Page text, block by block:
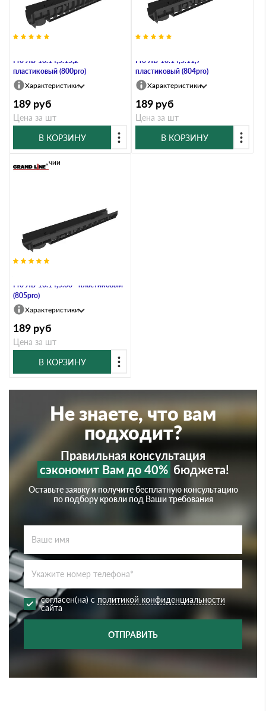
Pro ЛВ-10.14,5.15,2 -
пластиковый (800pro)
Характеристики
189 руб
Цена за шт
В КОРЗИНУ
Pro ЛВ-10.14,5.11,7 -
пластиковый (804pro)
Характеристики
189 руб
Цена за шт
В КОРЗИНУ
Pro ЛВ-10.14,5.08 - пластиковый
(805pro)
В наличии
Характеристики
189 руб
Цена за шт
В КОРЗИНУ
Не знаете, что вам
подходит?
Правильная консультация
сэкономит Вам до 40% бюджета!
Оставьте заявку и получите бесплатную консультацию
по подбору кровли под Ваши требования
согласен(на) с политикой конфиденциальности
сайта
ОТПРАВИТЬ